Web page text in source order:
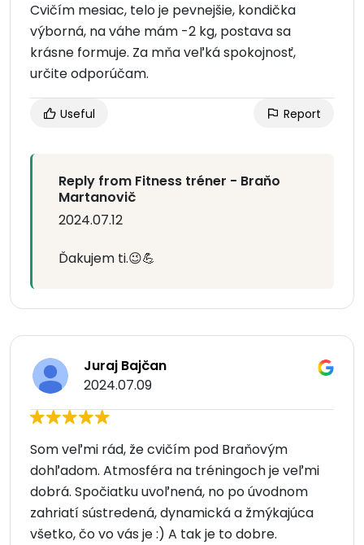
Cvičím mesiac, telo je pevnejšie, kondička
výborná, na váhe mám -2 kg, postava sa
krásne formuje. Za mňa veľká spokojnosť,
určite odporúčam.
Useful Report
Reply from Fitness tréner - Braňo
Martanovič
2024.07.12
Ďakujem ti.😉💪
Juraj Bajčan
2024.07.09
Som veľmi rád, že cvičím pod Braňovým
dohľadom. Atmosféra na tréningoch je veľmi
dobrá. Spočiatku uvoľnená, no po úvodnom
zahriatí sústredená, dynamická a žmýkajúca
všetko, čo vo vás je :) A tak je to dobre.